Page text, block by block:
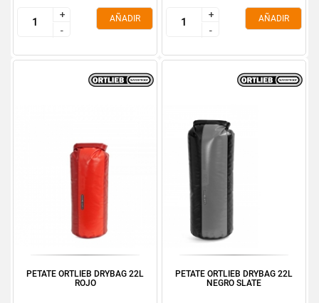
+
-
+
-
AÑADIR
+
-
+
-
AÑADIR
PETATE ORTLIEB DRYBAG 22L
ROJO
PETATE ORTLIEB DRYBAG 22L
NEGRO SLATE